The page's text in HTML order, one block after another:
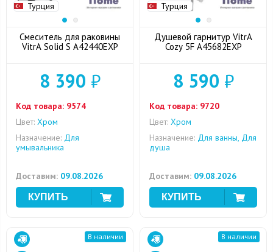
Турция
Смеситель для раковины
VitrA Solid S A42440EXP
8 390 ₽
Код товара: 9574
Цвет: Хром
Назначение: Для
умывальника
Доставим: 09.08.2026
Турция
Душевой гарнитур VitrA
Cozy 5F A45682EXP
8 590 ₽
Код товара: 9720
Цвет: Хром
Назначение: Для ванны, Для
душа
Доставим: 09.08.2026
В наличии В наличии